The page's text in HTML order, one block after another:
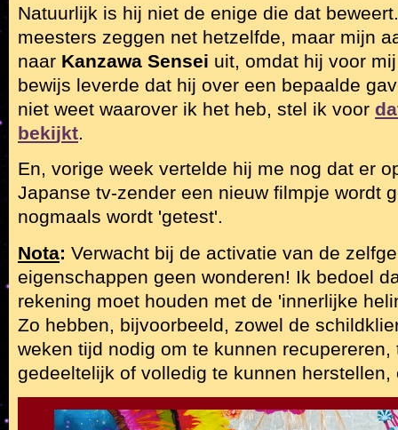
Natuurlijk is hij niet de enige die dat
meesters zeggen net hetzelfde, maar mijn
naar Kanzawa Sensei uit, omdat hij voor
bewijs leverde dat hij over een bepaalde
niet weet waarover ik het heb, stel ik voor
bekijkt.
En, vorige week vertelde hij me nog dat er
Japanse tv-zender een nieuw filmpje wordt
nogmaals wordt 'getest'.
Nota: Verwacht bij de activatie van de
eigenschappen geen wonderen! Ik bedoel
rekening moet houden met de 'innerlijke
Zo hebben, bijvoorbeeld, zowel de
weken tijd nodig om te kunnen recupereren,
gedeeltelijk of volledig te kunnen herstellen,